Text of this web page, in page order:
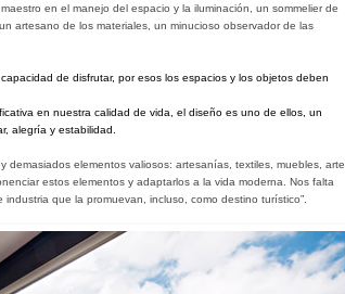
en el manejo del espacio y la iluminación, un sommelier de
artesano de los materiales, un minucioso observador de las
de disfrutar, por esos los espacios y los objetos deben
en nuestra calidad de vida, el diseño es uno de ellos, un
alegría y estabilidad.
demasiados elementos valiosos: artesanías, textiles, muebles, arte,
estos elementos y adaptarlos a la vida moderna. Nos falta
que la promuevan, incluso, como destino turístico”.